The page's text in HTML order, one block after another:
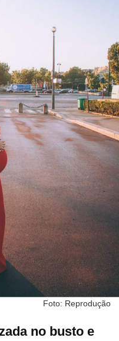
Foto: Reprodução
no busto e